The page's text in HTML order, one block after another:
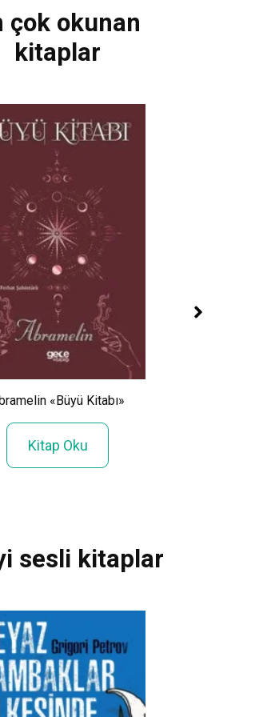
çok okunan
kitaplar
«Büyü Kitabı»
Kitap Oku
sesli kitaplar